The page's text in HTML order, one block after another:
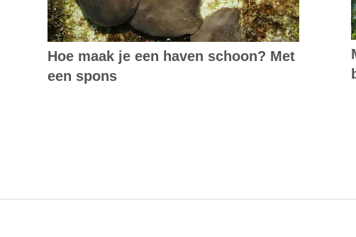
Hoe maak je een haven schoon? Met
een spons